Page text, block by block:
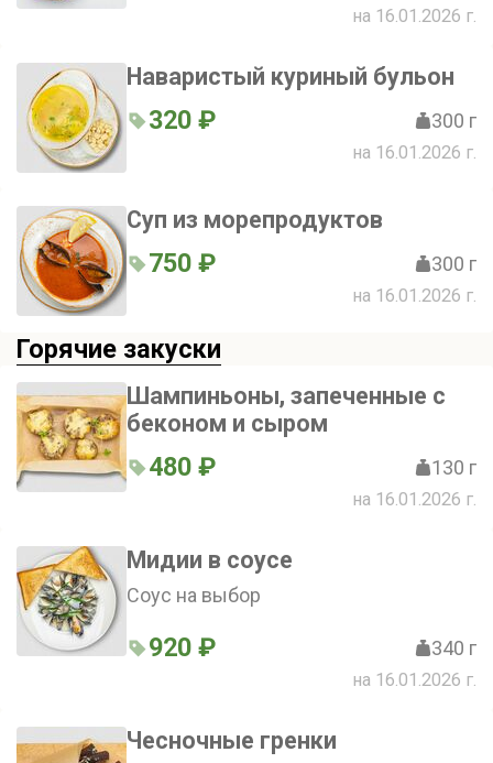
на 16.01.2026 г.
Наваристый куриный бульон
320 ₽ 300 г
на 16.01.2026 г.
Суп из морепродуктов
750 ₽ 300 г
на 16.01.2026 г.
Горячие закуски
Шампиньоны, запеченные с
беконом и сыром
480 ₽ 130 г
на 16.01.2026 г.
Мидии в соусе
Соус на выбор
920 ₽ 340 г
на 16.01.2026 г.
Чесночные гренки